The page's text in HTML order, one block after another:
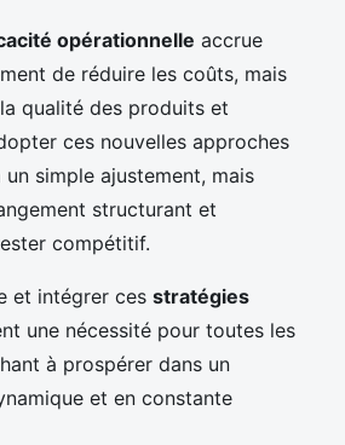
opérationnelle accrue
de réduire les coûts, mais
qualité des produits et
ces nouvelles approches
simple ajustement, mais
structurant et
compétitif.
et intégrer ces stratégies
une nécessité pour toutes les
à prospérer dans un
et en constante